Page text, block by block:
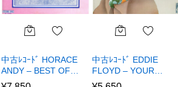
中古ﾚｺｰﾄﾞ HORACE
ANDY – BEST OF…
中古ﾚｺｰﾄﾞ EDDIE
FLOYD – YOUR…